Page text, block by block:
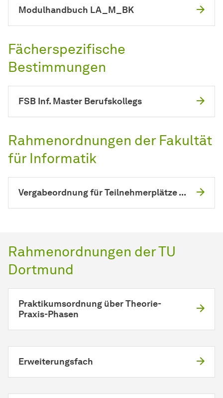
Modulhandbuch LA_M_BK
Fächerspezifische
Bestimmungen
FSB Inf. Master Berufskollegs
Rahmenordnungen der Fakultät
für Informatik
Vergabeordnung für Teilnehmerplätze ...
Rahmenordnungen der TU
Dortmund
Praktikumsordnung über Theorie-
Praxis-Phasen
Erweiterungsfach